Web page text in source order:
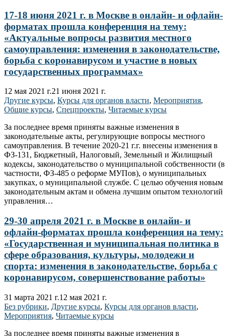
17-18 июня 2021 г. в Москве в онлайн- и офлайн-
форматах прошла конференция на тему:
«Актуальные вопросы развития местного
самоуправления: изменения в законодательстве,
борьба с коронавирусом и участие в новых
государственных программах»
12 мая 2021 г.21 июня 2021 г.
Другие курсы, Курсы для органов власти, Мероприятия,
Общие курсы, Спецпроекты, Читаемые курсы
За последнее время приняты важные изменения в
законодательные акты, регулирующие вопросы местного
самоуправления. В течение 2020-21 г.г. внесены изменения в
ФЗ-131, Бюджетный, Налоговый, Земельный и Жилищный
кодексы, законодательство о муниципальной собственности (в
частности, ФЗ-485 о реформе МУПов), о муниципальных
закупках, о муниципальной службе. С целью обучения новым
законодательным актам и обмена лучшим опытом технологий
управления…
29-30 апреля 2021 г. в Москве в онлайн- и
офлайн-форматах прошла конференция на тему:
«Государственная и муниципальная политика в
сфере образования, культуры, молодежи и
спорта: изменения в законодательстве, борьба с
коронавирусом, совершенствование работы»
31 марта 2021 г.12 мая 2021 г.
Без рубрики, Другие курсы, Курсы для органов власти,
Мероприятия, Читаемые курсы
За последнее время приняты важные изменения в